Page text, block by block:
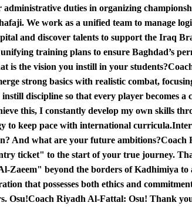
duties in organizing
We work as a unified team to manage
and discover talents to support the Iraq
training plans to ensure Baghdad’s
is the vision you instill in your students?
strong basics with realistic combat,
discipline so that every player becomes a
this, I constantly develop my own skills
to keep pace with international curricula.
And what are your future ambitions?Coach
ticket" to the start of your true journey.
Zaeem" beyond the borders of Kadhimiya to
that possesses both ethics and
Osu!Coach Riyadh Al-Fattal: Osu! Thank